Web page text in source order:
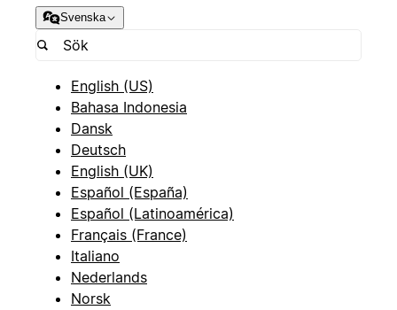
Svenska
English (US)
Bahasa Indonesia
Dansk
Deutsch
English (UK)
Español (España)
Español (Latinoamérica)
Français (France)
Italiano
Nederlands
Norsk